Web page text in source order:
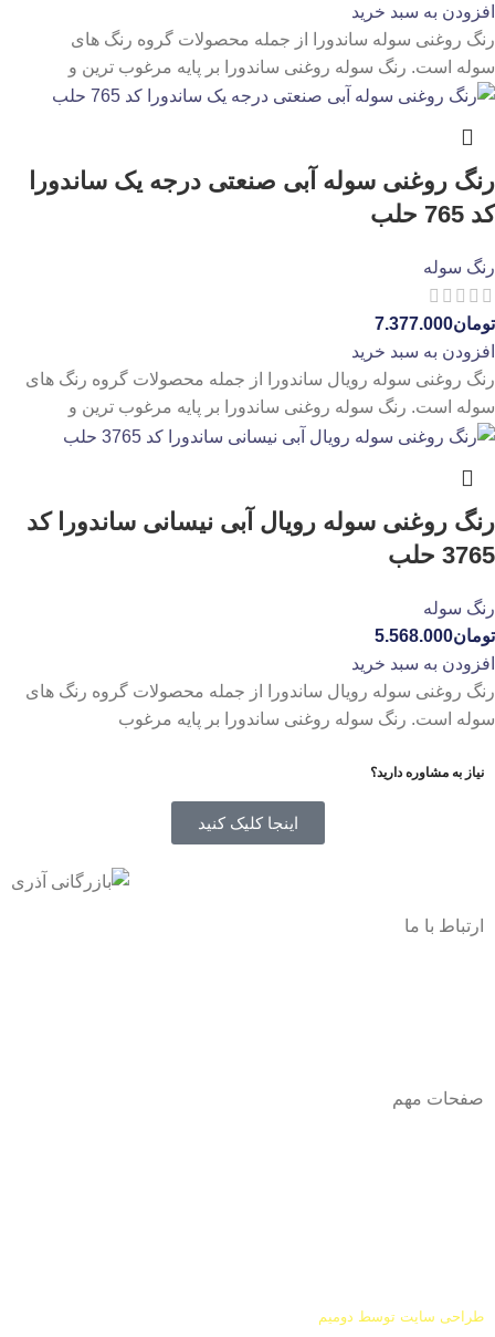
افزودن به سبد خرید
رنگ روغنی سوله ساندورا از جمله محصولات گروه رنگ های
سوله است. رنگ سوله روغنی ساندورا بر پایه مرغوب ترین و
رنگ روغنی سوله آبی صنعتی درجه یک ساندورا
کد 765 حلب
رنگ سوله
تومان7.377.000
افزودن به سبد خرید
رنگ روغنی سوله رویال ساندورا از جمله محصولات گروه رنگ های
سوله است. رنگ سوله روغنی ساندورا بر پایه مرغوب ترین و
رنگ روغنی سوله رویال آبی نیسانی ساندورا کد
3765 حلب
رنگ سوله
تومان5.568.000
افزودن به سبد خرید
رنگ روغنی سوله رویال ساندورا از جمله محصولات گروه رنگ های
سوله است. رنگ سوله روغنی ساندورا بر پایه مرغوب
نیاز به مشاوره دارید؟
اینجا کلیک کنید
ارتباط با ما
صفحات مهم
طراحی سایت توسط دومیم